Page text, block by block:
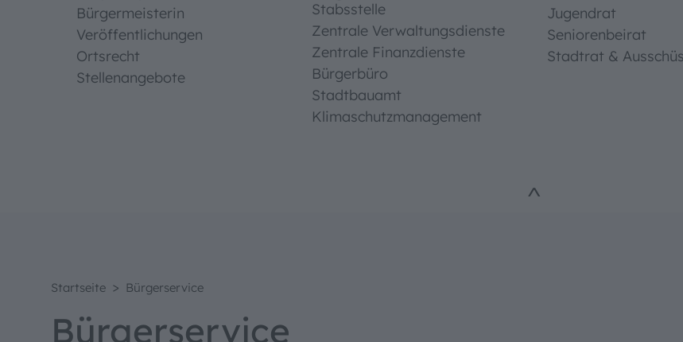
Bürgermeisterin
Veröffentlichungen
Ortsrecht
Stellenangebote
Stabsstelle
Zentrale Verwaltungsdienste
Zentrale Finanzdienste
Bürgerbüro
Stadtbauamt
Klimaschutzmanagement
Jugendrat
Seniorenbeirat
Stadtrat &
^
Startseite > Bürgerservice
Bürgerservice